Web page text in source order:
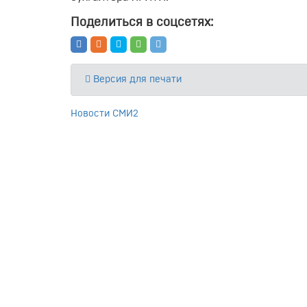
Поделиться в соцсетях:
Версия для печати
Новости СМИ2